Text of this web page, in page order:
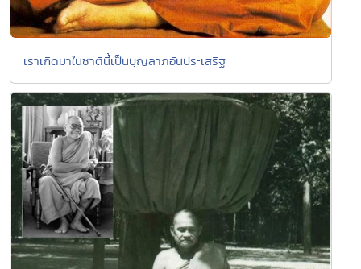
เราเกิดมาในชาตินี้เป็นบุญลาภอันประเสริฐ